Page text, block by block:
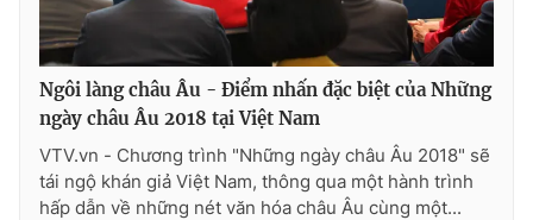
Ngôi làng châu Âu - Điểm nhấn đặc biệt của Những
ngày châu Âu 2018 tại Việt Nam
VTV.vn - Chương trình "Những ngày châu Âu 2018" sẽ
tái ngộ khán giả Việt Nam, thông qua một hành trình
hấp dẫn về những nét văn hóa châu Âu cùng một...